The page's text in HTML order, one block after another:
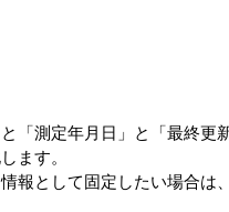
「測定年月日」と「最終更
ます。
報として固定したい場合は